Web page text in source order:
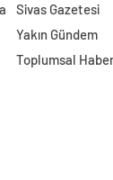
Sivas Gazetesi
Yakın Gündem
Toplumsal